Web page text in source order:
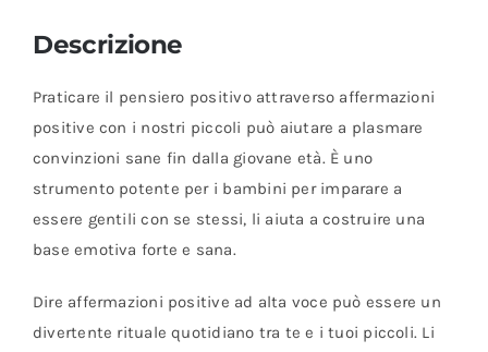
Descrizione
Praticare il pensiero positivo attraverso affermazioni
positive con i nostri piccoli può aiutare a plasmare
convinzioni sane fin dalla giovane età. È uno
strumento potente per i bambini per imparare a
essere gentili con se stessi, li aiuta a costruire una
base emotiva forte e sana.
Dire affermazioni positive ad alta voce può essere un
divertente rituale quotidiano tra te e i tuoi piccoli. Li